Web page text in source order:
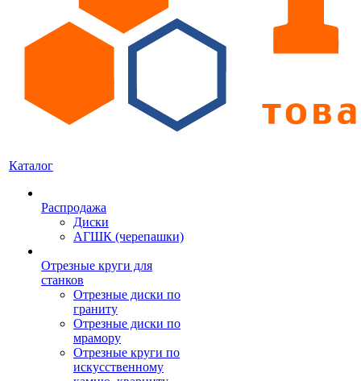
Каталог
Распродажа
Диски
АГШК (черепашки)
Отрезные круги для
станков
Отрезные диски по
граниту
Отрезные диски по
мрамору
Отрезные круги по
искусственному